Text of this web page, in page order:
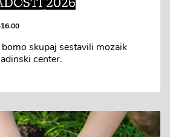
skupaj sestavili mozaik
center.